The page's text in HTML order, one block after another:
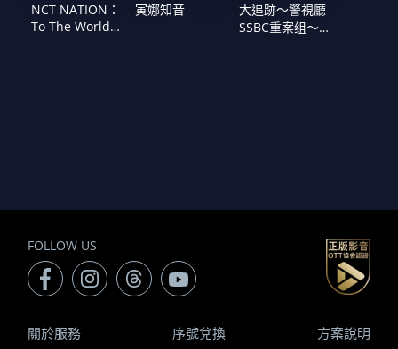
NCT NATION：
To The World
寅娜知音
大追跡〜警視廳
SSBC重案组〜
FOLLOW US
關於服務 序號兌換 方案說明